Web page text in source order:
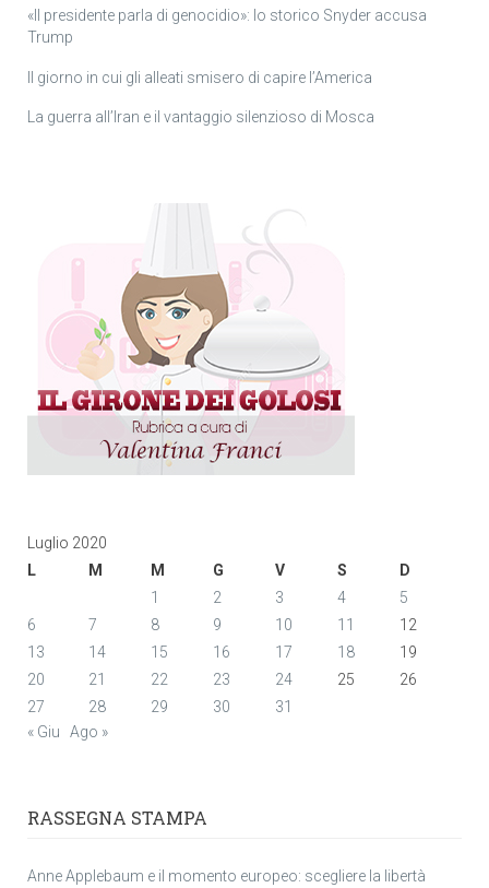
«Il presidente parla di genocidio»: lo storico Snyder accusa
Trump
Il giorno in cui gli alleati smisero di capire l’America
La guerra all’Iran e il vantaggio silenzioso di Mosca
Luglio 2020
L
M M G V S
D
1
2 3 4
5
6
7 8 9 10 11
12
13
14 15 16 17 18
19
20
21 22 23 24 25
26
27
28 29 30
31
« Giu
Ago »
RASSEGNA STAMPA
Anne Applebaum e il momento europeo: scegliere la libertà